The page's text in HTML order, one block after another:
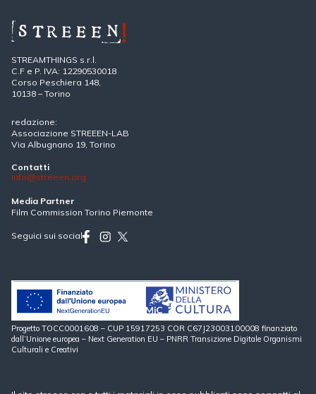
STREAMTHINGS s.r.l.
C.F e P. IVA: 12290530018
Corso Peschiera 148,
10138 – Torino
redazione:
Associazione STREEEN-LAB
Via Albugnano 19, Torino
Contatti
info@streeen.org
Media Partner
Film Commission Torino Piemonte
Seguici sui social
Progetto TOCC0001608 – CUP 15917253 COR C67J23003100008 finanziato
dall’Unione europea – Next Generation EU – PNRR Transizione Digitale Organismi
Culturali e Creativi